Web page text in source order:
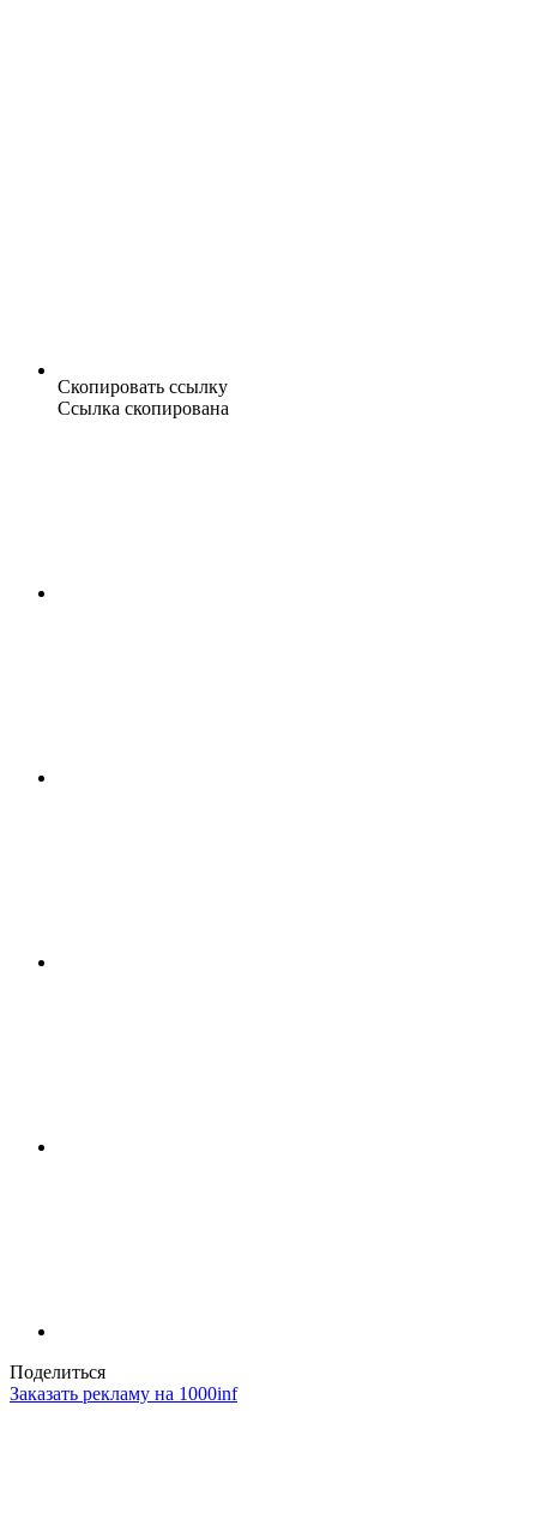
Скопировать ссылку
Ссылка скопирована
Поделиться
Заказать рекламу на 1000inf